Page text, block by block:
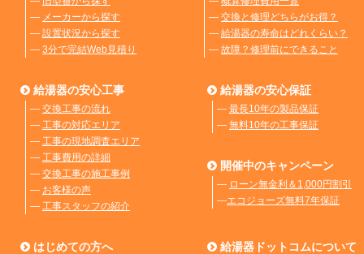
― メーカーから探す
― 設置状況から探す
― 3分で完結Web見積り
― 交換と修理どちらがお得？
― 給湯器の寿命はどれくらい？
― 故障？修理前にできること
給湯器の安心工事
― 交換工事の流れ
― 工事の対応エリア
― 工事の現地調査エリア
― 工事費用の詳細
― 交換工事の施工事例
― お客様の声
― 工事スタッフの紹介
給湯器の安心保証
― 最長10年の製品保証
― 無料10年の工事保証
開催中のキャンペーン
― ローン無金利＆1,000円割引
―エコジョーズ無料7年保証
はじめての方へ 給湯器ドットコムについて